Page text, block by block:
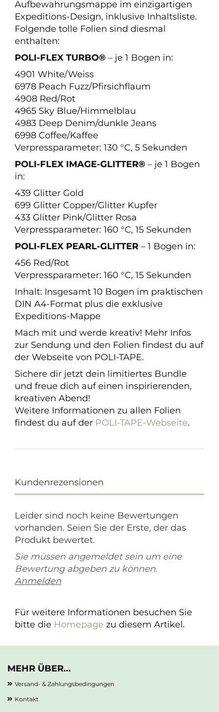
Aufbewahrungsmappe im einzigartigen
Expeditions-Design, inklusive Inhaltsliste.
Folgende tolle Folien sind diesmal
enthalten:
POLI-FLEX TURBO® – je 1 Bogen in:
4901 White/Weiss
6978 Peach Fuzz/Pfirsichflaum
4908 Red/Rot
4965 Sky Blue/Himmelblau
4983 Deep Denim/dunkle Jeans
6998 Coffee/Kaffee
Verpressparameter: 130 °C, 5 Sekunden
POLI-FLEX IMAGE-GLITTER® – je 1 Bogen
in:
439 Glitter Gold
699 Glitter Copper/Glitter Kupfer
433 Glitter Pink/Glitter Rosa
Verpressparameter: 160 °C, 15 Sekunden
POLI-FLEX PEARL-GLITTER – 1 Bogen in:
456 Red/Rot
Verpressparameter: 160 °C, 15 Sekunden
Inhalt: Insgesamt 10 Bogen im praktischen
DIN A4-Format plus die exklusive
Expeditions-Mappe
Mach mit und werde kreativ! Mehr Infos
zur Sendung und den Folien findest du auf
der Webseite von POLI-TAPE.
Sichere dir jetzt dein limitiertes Bundle
und freue dich auf einen inspirierenden,
kreativen Abend!
Weitere Informationen zu allen Folien
findest du auf der POLI-TAPE-Webseite.
Kundenrezensionen
Leider sind noch keine Bewertungen
vorhanden. Seien Sie der Erste, der das
Produkt bewertet.
Sie müssen angemeldet sein um eine
Bewertung abgeben zu können.
Anmelden
Für weitere Informationen besuchen Sie
bitte die Homepage zu diesem Artikel.
MEHR ÜBER...
Versand- & Zahlungsbedingungen
Kontakt